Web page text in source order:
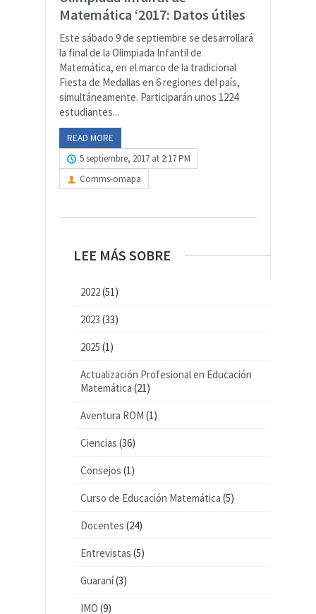
Matemática ‘2017: Datos útiles
Este sábado 9 de septiembre se desarrollará
la final de la Olimpiada Infantil de
Matemática, en el marco de la tradicional
Fiesta de Medallas en 6 regiones del país,
simultáneamente. Participarán unos 1224
estudiantes...
READ MORE
5 septiembre, 2017 at 2:17 PM
Comms-omapa
LEE MÁS SOBRE
2022(51)
2023 (33)
2025 (1)
Actualización Profesional en Educación
Matemática (21)
Aventura ROM (1)
Ciencias (36)
Consejos (1)
Curso de Educación Matemática (5)
Docentes (24)
Entrevistas (5)
Guaraní(3)
IMO (9)